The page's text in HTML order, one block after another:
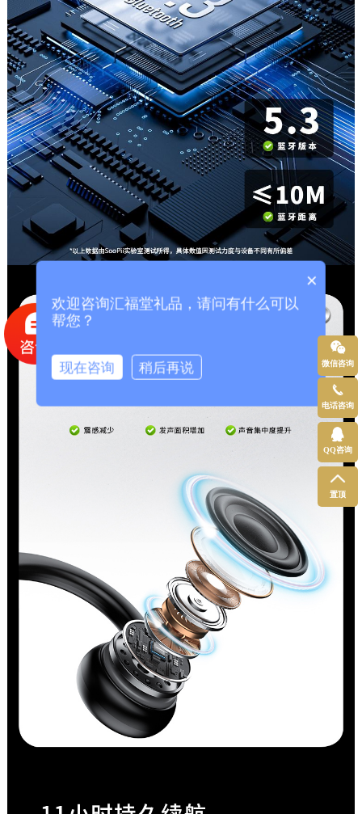
微信咨询
电话咨询
QQ咨询
置顶
×
欢迎咨询汇福堂礼品，请问有什么可以
帮您？
现在咨询 稍后再说